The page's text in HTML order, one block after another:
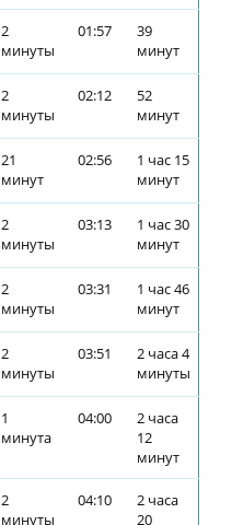
2
минуты
01:57
39
минут
2
минуты
02:12
52
минут
21
минут
02:56
1 час 15
минут
2
минуты
03:13
1 час 30
минут
2
минуты
03:31
1 час 46
минут
2
минуты
03:51
2 часа 4
минуты
1
минута
04:00
2 часа
12
минут
2
минуты
04:10
2 часа
20